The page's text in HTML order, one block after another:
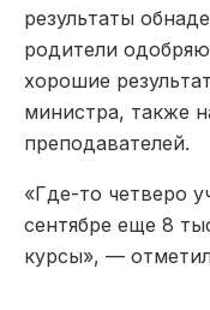
результаты
родители
хорошие
министра, также
преподавателей.
«Где-то четверо
сентябре еще 8
курсы», —